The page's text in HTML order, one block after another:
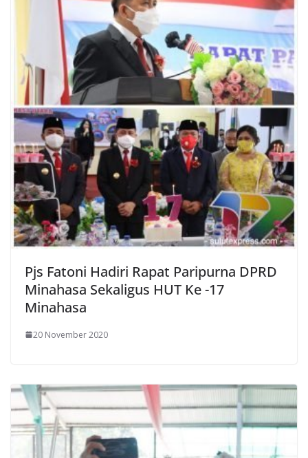
Pjs Fatoni Hadiri Rapat Paripurna DPRD
Minahasa Sekaligus HUT Ke -17
Minahasa
20 November 2020